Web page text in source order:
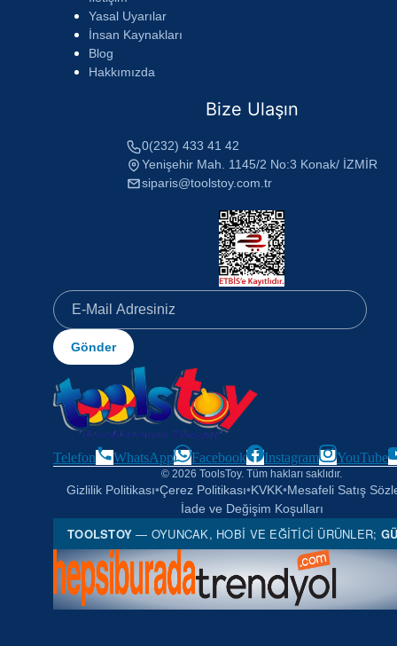
Yasal Uyarılar
İnsan Kaynakları
Blog
Hakkımızda
Bize Ulaşın
0(232) 433 41 42
Yenişehir Mah. 1145/2 No:3 Konak/ İZMİR
siparis@toolstoy.com.tr
Gönder
Telefon WhatsApp Facebook Instagram YouTube
© 2026 ToolsToy. Tüm hakları saklıdır.
Gizlilik Politikası•Çerez Politikası•KVKK•Mesafeli Satış
İade ve Değişim Koşulları
TOOLSTOY — OYUNCAK, HOBI VE EĞITICI ÜRÜNLER;